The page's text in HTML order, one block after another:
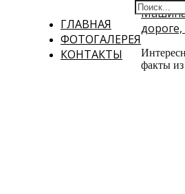
ГЛАВНАЯ
ФОТОГАЛЕРЕЯ
КОНТАКТЫ
дороге,
факты